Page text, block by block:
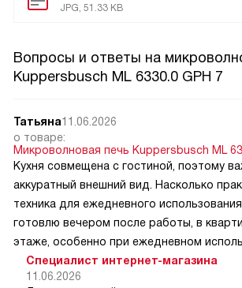
JPG, 51.33 KB
Вопросы и ответы на
Kuppersbusch ML 6330.0 GPH 7
Татьяна11.06.2026
о товаре:
Микроволновая печь Kuppersbusch ML
Кухня совмещена с гостиной, поэтому
аккуратный внешний вид. Насколько
техника для ежедневного
готовлю вечером после работы, в
этаже, особенно при ежедневном
Специалист интернет-магазина
11.06.2026